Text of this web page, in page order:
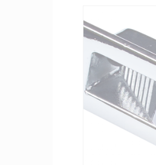
to
the
end
the
images
gallery